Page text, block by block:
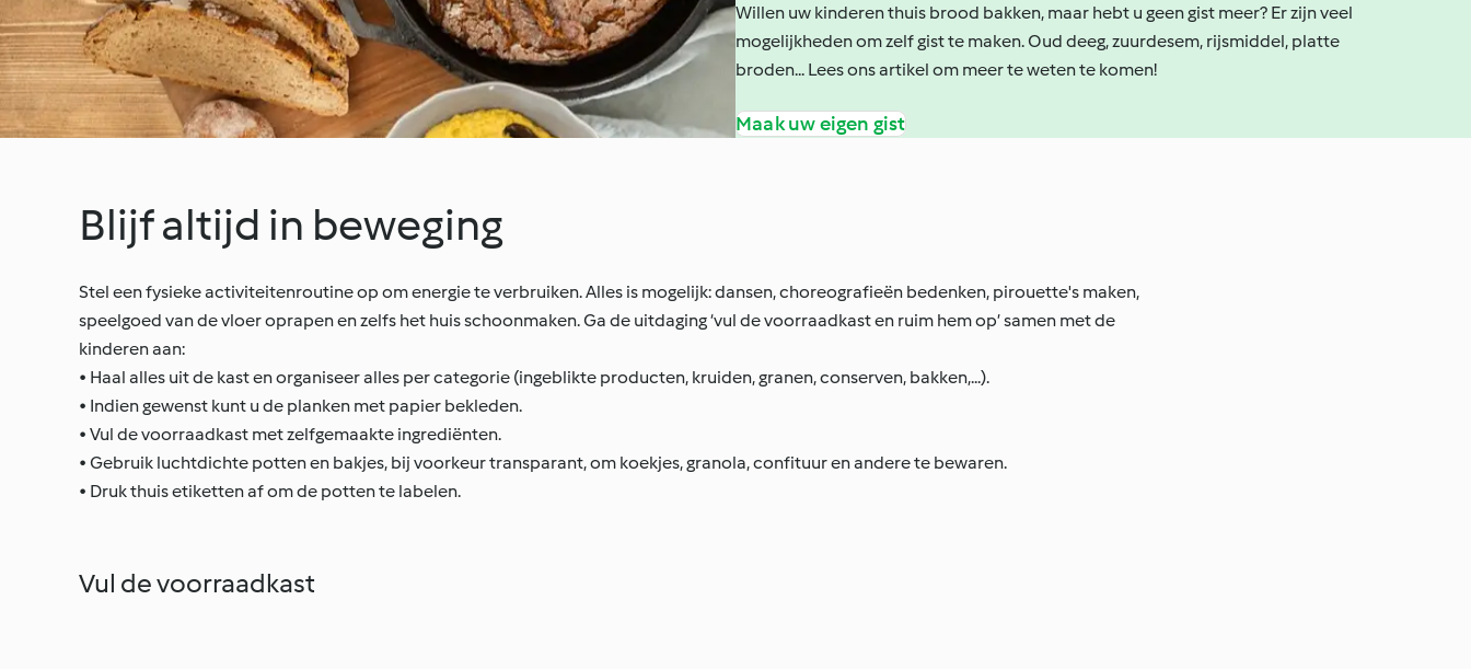
Willen uw kinderen thuis brood bakken, maar hebt u geen gist meer? Er zijn veel
mogelijkheden om zelf gist te maken. Oud deeg, zuurdesem, rijsmiddel, platte
broden... Lees ons artikel om meer te weten te komen!
Maak uw eigen gist
Blijf altijd in beweging
Stel een fysieke activiteitenroutine op om energie te verbruiken. Alles is mogelijk: dansen, choreografieën bedenken, pirouette's maken,
speelgoed van de vloer oprapen en zelfs het huis schoonmaken. Ga de uitdaging ‘vul de voorraadkast en ruim hem op’ samen met de
kinderen aan:
• Haal alles uit de kast en organiseer alles per categorie (ingeblikte producten, kruiden, granen, conserven, bakken,...).
• Indien gewenst kunt u de planken met papier bekleden.
• Vul de voorraadkast met zelfgemaakte ingrediënten.
• Gebruik luchtdichte potten en bakjes, bij voorkeur transparant, om koekjes, granola, confituur en andere te bewaren.
• Druk thuis etiketten af om de potten te labelen.
Vul de voorraadkast